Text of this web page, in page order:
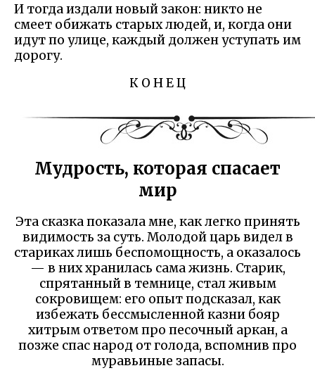
И тогда издали новый закон: никто не
смеет обижать старых людей, и, когда они
идут по улице, каждый должен уступать им
дорогу.
К О Н Е Ц
Мудрость, которая спасает
мир
Эта сказка показала мне, как легко принять
видимость за суть. Молодой царь видел в
стариках лишь беспомощность, а оказалось
— в них хранилась сама жизнь. Старик,
спрятанный в темнице, стал живым
сокровищем: его опыт подсказал, как
избежать бессмысленной казни бояр
хитрым ответом про песочный аркан, а
позже спас народ от голода, вспомнив про
муравьиные запасы.